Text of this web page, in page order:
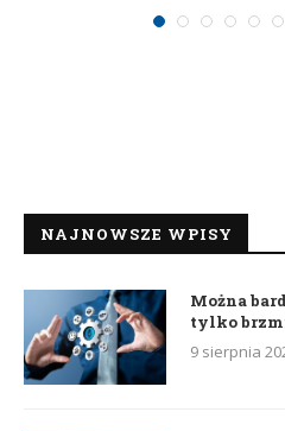
NAJNOWSZE WPISY
Można
tylko
9 sierpnia